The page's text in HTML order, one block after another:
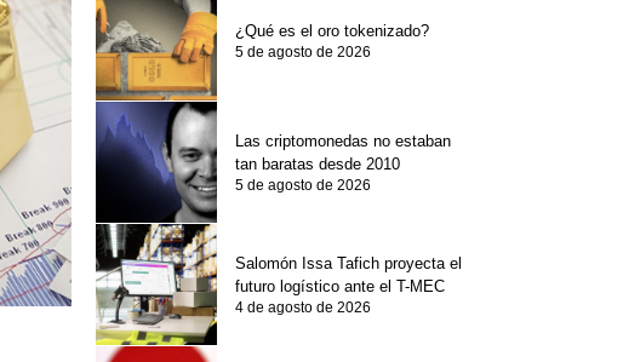
¿Qué es el oro tokenizado?
5 de agosto de 2026
Las criptomonedas no estaban
tan baratas desde 2010
5 de agosto de 2026
Salomón Issa Tafich proyecta el
futuro logístico ante el T-MEC
4 de agosto de 2026